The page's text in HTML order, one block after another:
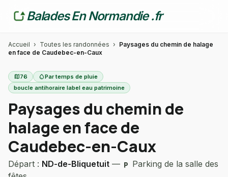
Balades En Normandie .fr
Accueil › Toutes les randonnées › Paysages du chemin de halage
en face de Caudebec-en-Caux
map76 water_dropPar temps de pluie
boucle antihoraire label eau patrimoine
Paysages du chemin de
halage en face de
Caudebec-en-Caux
Départ : ND-de-Bliquetuit — local_parking
Parking de la salle des